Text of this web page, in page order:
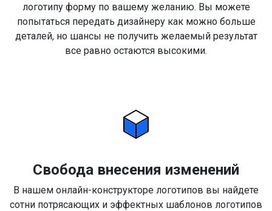
логотипу форму по вашему желанию. Вы можете
попытаться передать дизайнеру как можно больше
деталей, но шансы не получить желаемый результат
все равно остаются высокими.
Свобода внесения изменений
В нашем онлайн-конструкторе логотипов вы найдете
сотни потрясающих и эффектных шаблонов логотипов